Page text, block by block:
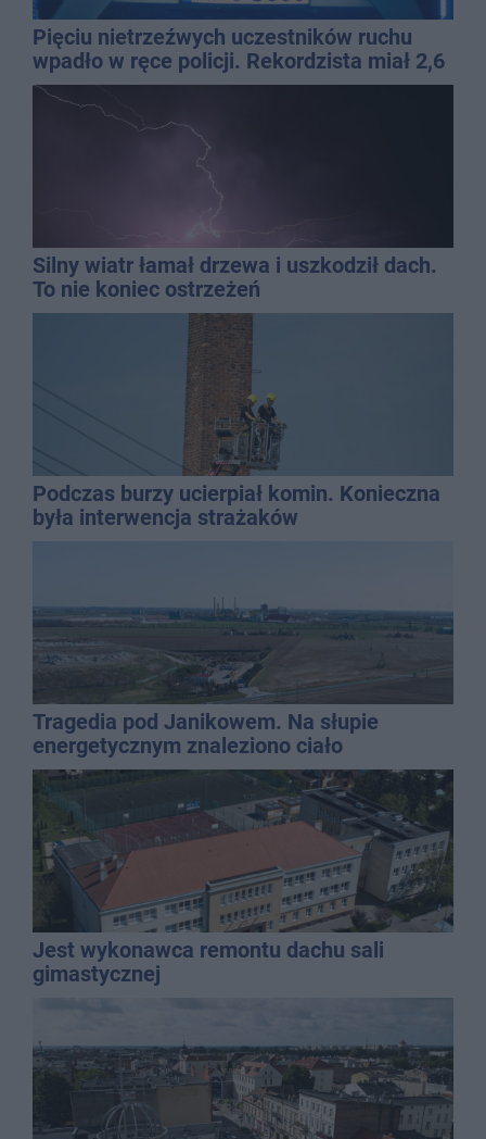
Pięciu nietrzeźwych uczestników ruchu
wpadło w ręce policji. Rekordzista miał 2,6
promila
Silny wiatr łamał drzewa i uszkodził dach.
To nie koniec ostrzeżeń
Podczas burzy ucierpiał komin. Konieczna
była interwencja strażaków
Tragedia pod Janikowem. Na słupie
energetycznym znaleziono ciało
mężczyzny
Jest wykonawca remontu dachu sali
gimastycznej